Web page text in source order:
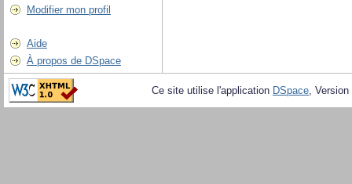
Modifier mon profil
Aide
À propos de DSpace
Ce site utilise l'application DSpace,